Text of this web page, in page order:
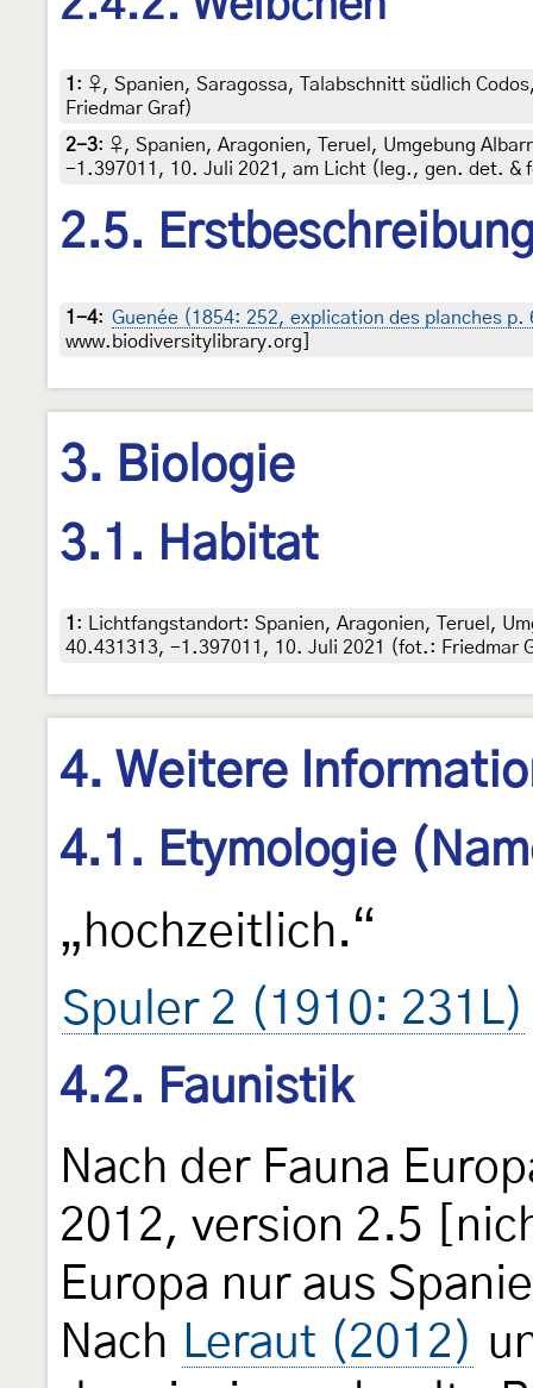
1 : ♀, Spanien, Saragossa, Talabschnitt südlich
Friedmar Graf)
2-3: ♀, Spanien, Aragonien, Teruel, Umgebung
-1.397011, 10. Juli 2021, am Licht (leg., gen. det. &
2.5.
1-4: Guenée (1854: 252, explication des planches
www.biodiversitylibrary.org]
3. Biologie
3.1. Habitat
1 : Lichtfangstandort: Spanien, Aragonien, Teruel,
40.431313, -1.397011, 10. Juli 2021 (fot.: Friedmar
4. Weitere
4.1. Etymologie
„hochzeitlich.“
Spuler 2 (1910: 231L)
4.2. Faunistik
Nach der Fauna
2012, version 2.5
Europa nur aus
Nach Leraut (2012)